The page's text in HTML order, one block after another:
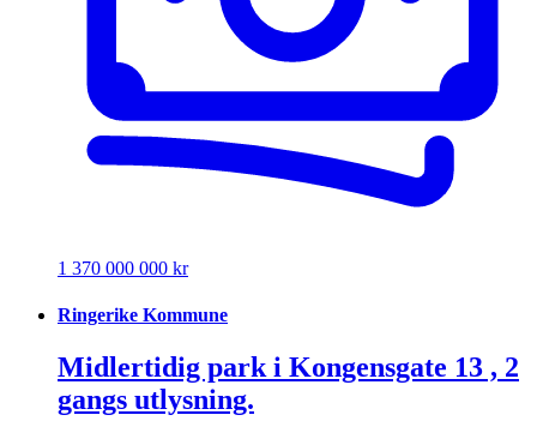
1 370 000 000 kr
Ringerike Kommune
Midlertidig park i Kongensgate 13 , 2
gangs utlysning.